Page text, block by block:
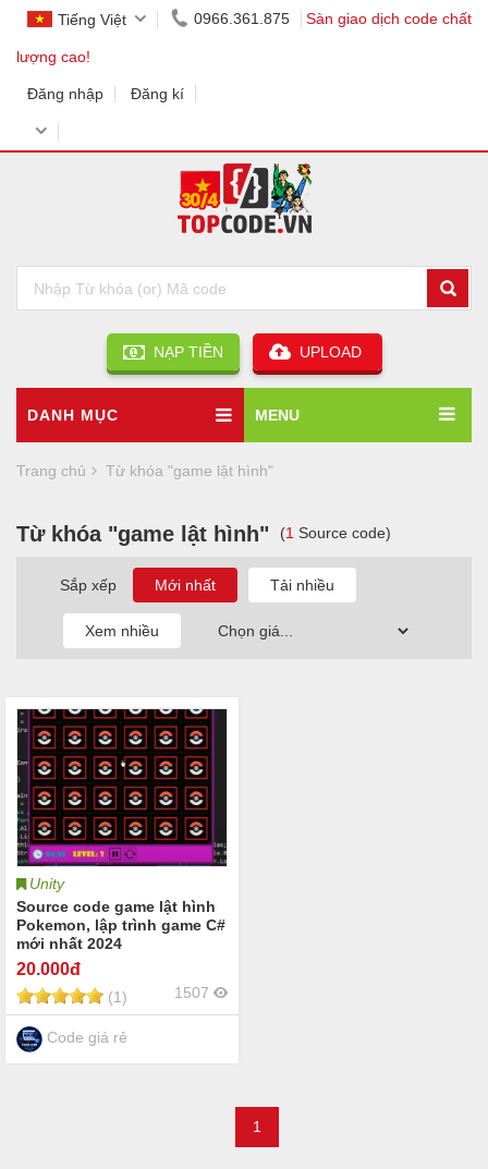
Tiếng Việt 0966.361.875 Sàn giao dịch code chất
lượng cao!
Đăng nhập Đăng kí
NẠP TIỀN UPLOAD
DANH MỤC MENU
Trang chủ Từ khóa "game lật hình"
Từ khóa "game lật hình" (1 Source code)
Sắp xếp
Unity
Source code game lật hình
Pokemon, lập trình game C#
mới nhất 2024
20.000đ
(1) 1507
Code giá rẻ
1